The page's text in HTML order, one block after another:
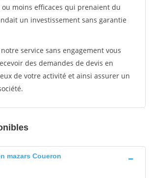
moins efficaces qui prenaient du
un investissement sans garantie
service sans engagement vous
des demandes de devis en
de votre activité et ainsi assurer un
mazars Coueron